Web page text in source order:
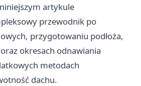
artykule
przewodnik po
przygotowaniu podłoża,
okresach odnawiania
metodach
dachu.